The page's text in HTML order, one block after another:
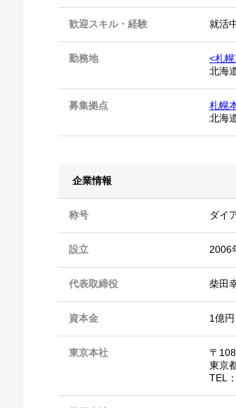
歓迎スキル・経験 就活
勤務地
<札
北海
募集拠点
札幌
北海
企業情報
称号 ダイ
設立 2006
代表取締役 柴田
資本金 1億円
東京本社
〒
東京
TEL